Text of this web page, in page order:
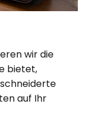
wir die
bietet,
auf Ihr